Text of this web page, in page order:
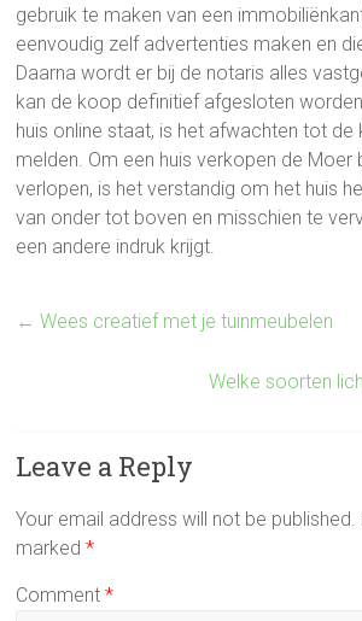
gebruik te maken van een
eenvoudig zelf advertenties maken en
Daarna wordt er bij de notaris alles
kan de koop definitief afgesloten
huis online staat, is het afwachten tot de
melden. Om een huis verkopen de Moer
verlopen, is het verstandig om het huis
van onder tot boven en misschien te
een andere indruk krijgt.
← Wees creatief met je tuinmeubelen
Welke soorten
Leave a Reply
Your email address will not be published.
marked*
Comment*